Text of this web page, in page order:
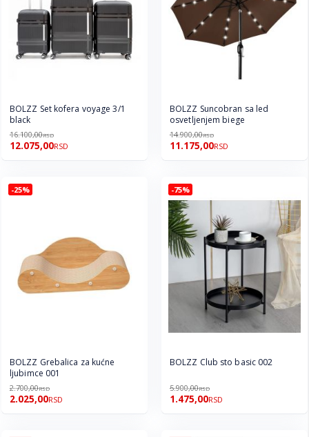
BOLZZ Set kofera voyage 3/1
black
16.100,00RSD
12.075,00RSD
BOLZZ Suncobran sa led
osvetljenjem biege
14.900,00RSD
11.175,00RSD
-25%
BOLZZ Grebalica za kućne
ljubimce 001
2.700,00RSD
2.025,00RSD
-75%
BOLZZ Club sto basic 002
5.900,00RSD
1.475,00RSD